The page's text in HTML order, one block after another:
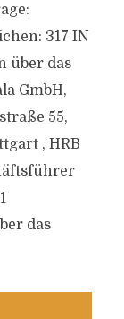
317 IN
über das
GmbH,
55,
, HRB
das